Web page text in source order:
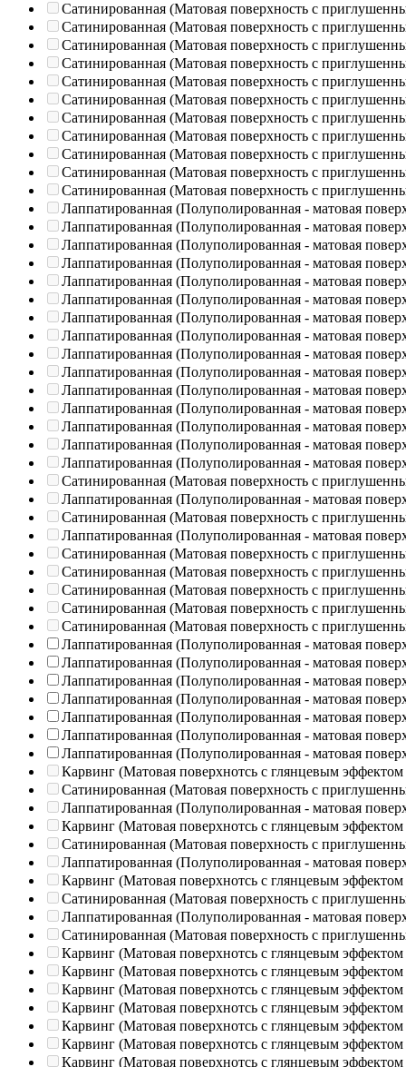
Сатинированная (Матовая поверхность с
Сатинированная (Матовая поверхность с
Сатинированная (Матовая поверхность с
Сатинированная (Матовая поверхность с
Сатинированная (Матовая поверхность с
Сатинированная (Матовая поверхность с
Сатинированная (Матовая поверхность с
Сатинированная (Матовая поверхность с
Сатинированная (Матовая поверхность с
Сатинированная (Матовая поверхность с
Сатинированная (Матовая поверхность с
Лаппатированная (Полуполированная - матовая
Лаппатированная (Полуполированная - матовая
Лаппатированная (Полуполированная - матовая
Лаппатированная (Полуполированная - матовая
Лаппатированная (Полуполированная - матовая
Лаппатированная (Полуполированная - матовая
Лаппатированная (Полуполированная - матовая
Лаппатированная (Полуполированная - матовая
Лаппатированная (Полуполированная - матовая
Лаппатированная (Полуполированная - матовая
Лаппатированная (Полуполированная - матовая
Лаппатированная (Полуполированная - матовая
Лаппатированная (Полуполированная - матовая
Лаппатированная (Полуполированная - матовая
Лаппатированная (Полуполированная - матовая
Сатинированная (Матовая поверхность с
Лаппатированная (Полуполированная - матовая
Сатинированная (Матовая поверхность с
Лаппатированная (Полуполированная - матовая
Сатинированная (Матовая поверхность с
Сатинированная (Матовая поверхность с
Сатинированная (Матовая поверхность с
Сатинированная (Матовая поверхность с
Сатинированная (Матовая поверхность с
Лаппатированная (Полуполированная - матовая
Лаппатированная (Полуполированная - матовая
Лаппатированная (Полуполированная - матовая
Лаппатированная (Полуполированная - матовая
Лаппатированная (Полуполированная - матовая
Лаппатированная (Полуполированная - матовая
Лаппатированная (Полуполированная - матовая
Карвинг (Матовая поверхнотсь с глянцевым эффектом
Сатинированная (Матовая поверхность с
Лаппатированная (Полуполированная - матовая
Карвинг (Матовая поверхнотсь с глянцевым эффектом
Сатинированная (Матовая поверхность с
Лаппатированная (Полуполированная - матовая
Карвинг (Матовая поверхнотсь с глянцевым эффектом
Сатинированная (Матовая поверхность с
Лаппатированная (Полуполированная - матовая
Сатинированная (Матовая поверхность с
Карвинг (Матовая поверхнотсь с глянцевым эффектом
Карвинг (Матовая поверхнотсь с глянцевым эффектом
Карвинг (Матовая поверхнотсь с глянцевым эффектом
Карвинг (Матовая поверхнотсь с глянцевым эффектом
Карвинг (Матовая поверхнотсь с глянцевым эффектом
Карвинг (Матовая поверхнотсь с глянцевым эффектом
Карвинг (Матовая поверхнотсь с глянцевым эффектом